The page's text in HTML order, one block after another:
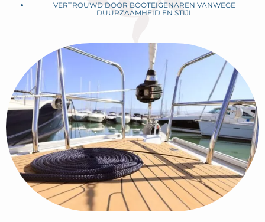
VERTROUWD DOOR BOOTEIGENAREN VANWEGE
DUURZAAMHEID EN STIJL